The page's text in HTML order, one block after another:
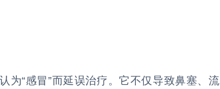
为“感冒”而延误治疗。它不仅导致鼻塞、流